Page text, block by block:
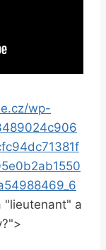
wp-
"lieutenant" a